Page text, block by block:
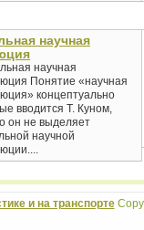
научная
научная
Понятие «научная
концептуально
вводится Т. Куном,
он не выделяет
научной
и на транспорте